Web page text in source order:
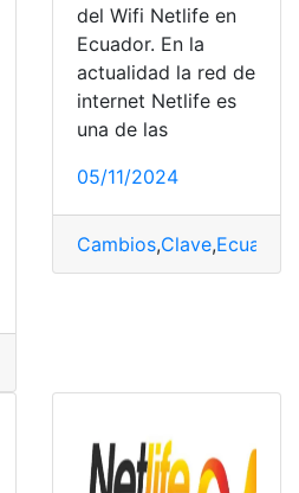
del Wifi Netlife en
Ecuador. En la
actualidad la red de
internet Netlife es
una de las
05/11/2024
Cambios,Clave,Ecuador